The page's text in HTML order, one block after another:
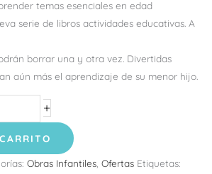
temas esenciales en edad
serie de libros actividades educativas. A
borrar una y otra vez. Divertidas
aún más el aprendizaje de su menor hijo.
+
Obras Infantiles, Ofertas Etiquetas: